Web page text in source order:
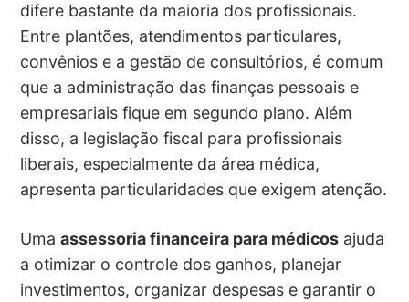
difere bastante da maioria dos profissionais.
Entre plantões, atendimentos particulares,
convênios e a gestão de consultórios, é comum
que a administração das finanças pessoais e
empresariais fique em segundo plano. Além
disso, a legislação fiscal para profissionais
liberais, especialmente da área médica,
apresenta particularidades que exigem atenção.
Uma assessoria financeira para médicosajuda
a otimizar o controle dos ganhos, planejar
investimentos, organizar despesas e garantir o